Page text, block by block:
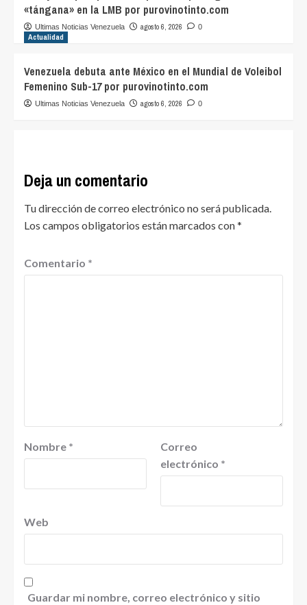
«tángana» en la LMB por purovinotinto.com
Ultimas Noticias Venezuela agosto 6, 2026 0
Actualidad
Venezuela debuta ante México en el Mundial de Voleibol
Femenino Sub-17 por purovinotinto.com
Ultimas Noticias Venezuela agosto 6, 2026 0
Deja un comentario
Tu dirección de correo electrónico no será publicada.
Los campos obligatorios están marcados con*
Comentario *
Nombre *
Correo
electrónico *
Web
Guardar mi nombre, correo electrónico y sitio